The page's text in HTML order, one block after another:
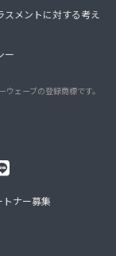
スメントに対する考え
ー
ウェーブの登録商標です。
トナー募集